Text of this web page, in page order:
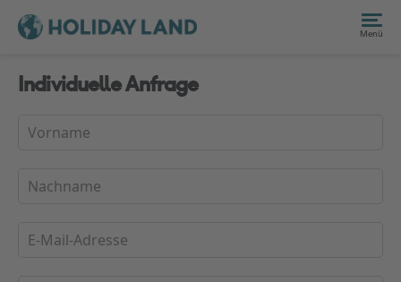
Menü
Individuelle Anfrage